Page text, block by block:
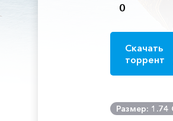
0
Скачать
торрент
Размер: 1.74